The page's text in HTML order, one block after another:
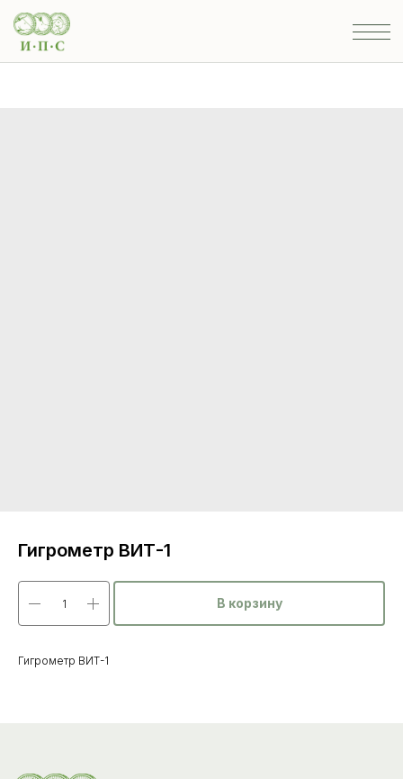
Гигрометр ВИТ-1
В корзину
Гигрометр ВИТ-1
Каталог
товаров
Ветеринарные препараты